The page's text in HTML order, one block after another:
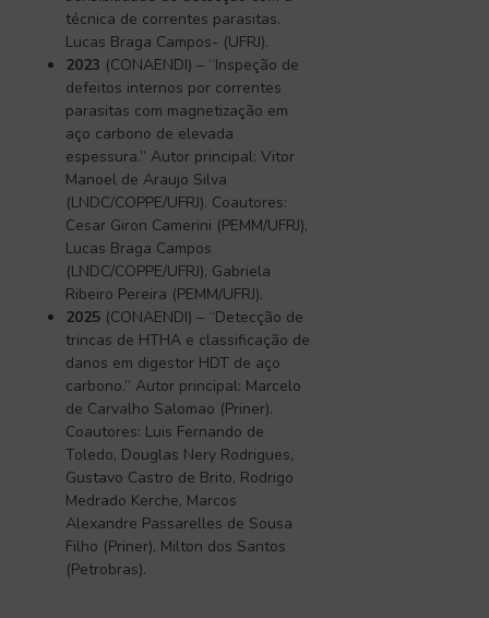
técnica de correntes parasitas.
Lucas Braga Campos- (UFRJ).
2023 (CONAENDI) – “Inspeção de
defeitos internos por correntes
parasitas com magnetização em
aço carbono de elevada
espessura.” Autor principal: Vitor
Manoel de Araujo Silva
(LNDC/COPPE/UFRJ). Coautores:
Cesar Giron Camerini (PEMM/UFRJ),
Lucas Braga Campos
(LNDC/COPPE/UFRJ), Gabriela
Ribeiro Pereira (PEMM/UFRJ).
2025 (CONAENDI) – “Detecção de
trincas de HTHA e classificação de
danos em digestor HDT de aço
carbono.” Autor principal: Marcelo
de Carvalho Salomao (Priner).
Coautores: Luis Fernando de
Toledo, Douglas Nery Rodrigues,
Gustavo Castro de Brito, Rodrigo
Medrado Kerche, Marcos
Alexandre Passarelles de Sousa
Filho (Priner), Milton dos Santos
(Petrobras).